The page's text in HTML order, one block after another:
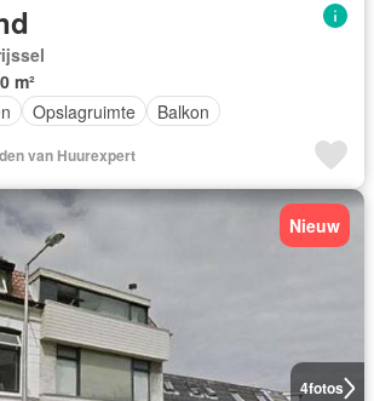
m²
Opslagruimte Balkon
van Huurexpert
4fotos
Nieuw